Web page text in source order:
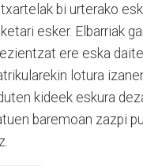
bi urterako
esker. Elbarriak
ere eska
lotura
kideek eskura
baremoan zazpi